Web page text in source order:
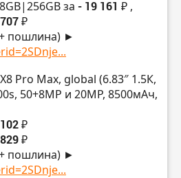
за - 19 161 ₽ ,
₽
пошлина) ►
Pro Max, global (6.83″ 1.5К,
50+8MP и 20MP, 8500мАч,
₽
₽
пошлина) ►